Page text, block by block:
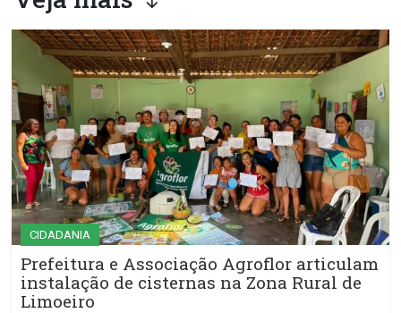
CIDADANIA
Prefeitura e Associação Agroflor articulam
instalação de cisternas na Zona Rural de
Limoeiro